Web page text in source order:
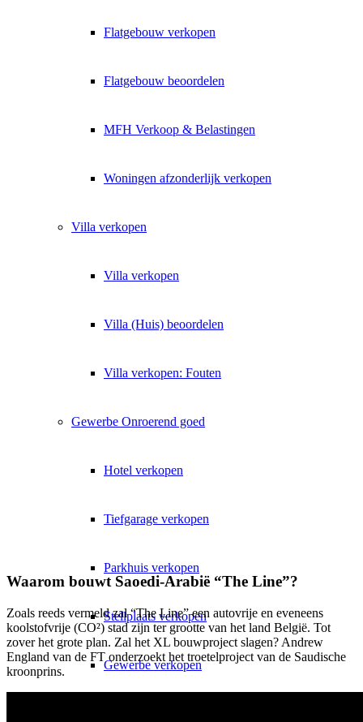
Flatgebouw verkopen
Flatgebouw beoordelen
MFH Verkoop & Belastingen
Woningen afzonderlijk verkopen
Villa verkopen
Villa verkopen
Villa (Huis) beoordelen
Villa verkopen: Fouten
Gewerbe Onroerend goed
Hotel verkopen
Tiefgarage verkopen
Parkhuis verkopen
Stellplaats verkopen
Gewerbe verkopen
Waarom bouwt Saoedi-Arabië “The Line”?
Zoals reeds vermeld zal “The Line” een autovrije en eveneens
koolstofvrije (CO²) stad zijn ter grootte van het land België. Tot
zover het grote plan. Zal het XL bouwproject slagen? Andrew
England van de FT onderzoekt het troetelproject van de Saudische
kroonprins.